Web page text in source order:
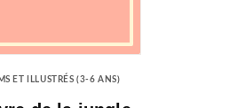
ET ILLUSTRÉS (3-6 ANS)